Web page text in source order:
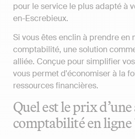
pour le service le plus adapté à
en-Escrebieux.
Si vous êtes enclin à prendre en
comptabilité, une solution
alliée. Conçue pour simplifier
vous permet d'économiser à la
ressources financières.
Quel est le prix
comptabilité en ligne